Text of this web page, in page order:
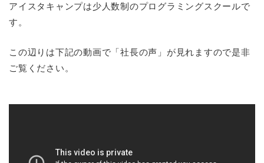
アイスタキャンプは少人数制のプログラミングスクールで
す。
この辺りは下記の動画で「社長の声」が見れますので是非
ご覧ください。